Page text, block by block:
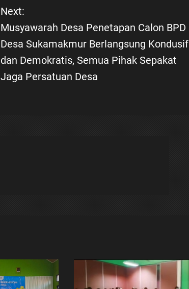
Next:
Musyawarah Desa Penetapan Calon BPD
Desa Sukamakmur Berlangsung Kondusif
dan Demokratis, Semua Pihak Sepakat
Jaga Persatuan Desa